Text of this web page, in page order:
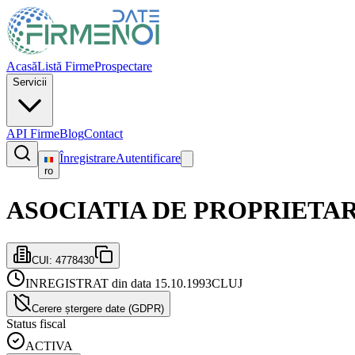
AcasăListă FirmeProspectare
Servicii
API FirmeBlogContact
ro
ÎnregistrareAutentificare
ASOCIATIA DE
CUI: 4778430
INREGISTRAT din data 15.10.1993CLUJ
Cerere ștergere date (GDPR)
Status fiscal
ACTIVA